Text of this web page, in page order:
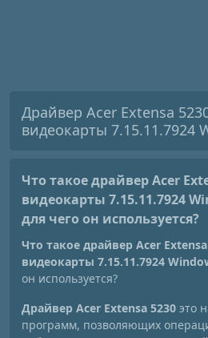
Драйвер Acer Extensa
видеокарты 7.15.11.7924
Что такое драйвер Acer
видеокарты 7.15.11.7924
для чего он используется?
Что такое драйвер Acer
видеокарты 7.15.11.7924
он используется?
Драйвер Acer Extensa 5230 это
программ, позволяющих